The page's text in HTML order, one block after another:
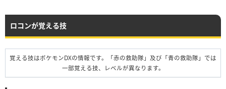
ロコンが覚える技
覚える技はポケモンDXの情報です。「赤の救助隊」及び「青の救助隊」では
一部覚える技、レベルが異なります。